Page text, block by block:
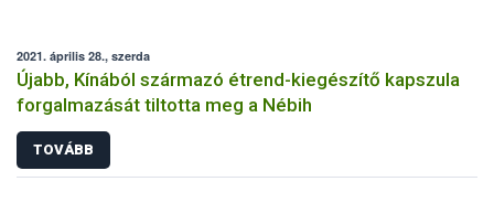
2021. április 28., szerda
Újabb, Kínából származó étrend-kiegészítő kapszula
forgalmazását tiltotta meg a Nébih
TOVÁBB